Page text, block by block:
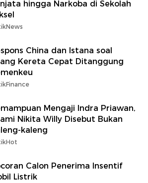
hingga Narkoba di Sekolah
China dan Istana soal
Kereta Cepat Ditanggung
Mengaji Indra Priawan,
Nikita Willy Disebut Bukan
kaleng
Calon Penerima Insentif
Listrik